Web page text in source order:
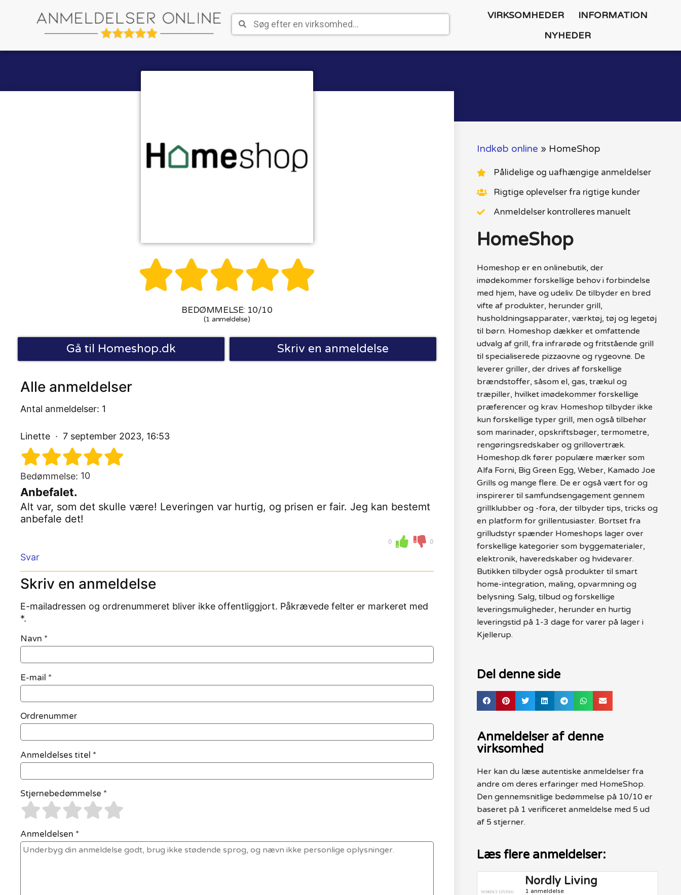
VIRKSOMHEDER
INFORMATION
NYHEDER

BEDØMMELSE: 10/10
(1 anmeldelse)
Gå til Homeshop.dk Skriv en anmeldelse
Alle anmeldelser
Antal anmeldelser: 1
Linette 7 september 2023, 16:53
Bedømmelse: 10
Anbefalet.
Alt var, som det skulle være! Leveringen var hurtig, og prisen er fair. Jeg kan bestemt
anbefale det!
0 0
Svar
Skriv en anmeldelse
E-mailadressen og ordrenummeret bliver ikke offentliggjort. Påkrævede felter er markeret med
*.
Navn *
E-mail *
Ordrenummer
Anmeldelses titel *
Stjernebedømmelse *
Anmeldelsen *
Indkøb online » HomeShop
Pålidelige og uafhængige anmeldelser
Rigtige oplevelser fra rigtige kunder
Anmeldelser kontrolleres manuelt
HomeShop
Homeshop er en onlinebutik, der
imødekommer forskellige behov i forbindelse
med hjem, have og udeliv. De tilbyder en bred
vifte af produkter, herunder grill,
husholdningsapparater, værktøj, tøj og legetøj
til børn. Homeshop dækker et omfattende
udvalg af grill, fra infrarøde og fritstående grill
til specialiserede pizzaovne og rygeovne. De
leverer griller, der drives af forskellige
brændstoffer, såsom el, gas, trækul og
træpiller, hvilket imødekommer forskellige
præferencer og krav. Homeshop tilbyder ikke
kun forskellige typer grill, men også tilbehør
som marinader, opskriftsbøger, termometre,
rengøringsredskaber og grillovertræk.
Homeshop.dk fører populære mærker som
Alfa Forni, Big Green Egg, Weber, Kamado Joe
Grills og mange flere. De er også vært for og
inspirerer til samfundsengagement gennem
grillklubber og -fora, der tilbyder tips, tricks og
en platform for grillentusiaster. Bortset fra
grilludstyr spænder Homeshops lager over
forskellige kategorier som byggematerialer,
elektronik, haveredskaber og hvidevarer.
Butikken tilbyder også produkter til smart
home-integration, maling, opvarmning og
belysning. Salg, tilbud og forskellige
leveringsmuligheder, herunder en hurtig
leveringstid på 1-3 dage for varer på lager i
Kjellerup.
Del denne side
Anmeldelser af denne
virksomhed
Her kan du læse autentiske anmeldelser fra
andre om deres erfaringer med HomeShop.
Den gennemsnitlige bedømmelse på 10/10 er
baseret på 1 verificeret anmeldelse med 5 ud
af 5 stjerner.
Læs flere anmeldelser:
Nordly Living
1 anmeldelse